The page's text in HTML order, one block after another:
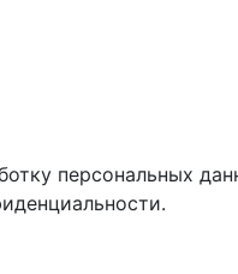
персональных